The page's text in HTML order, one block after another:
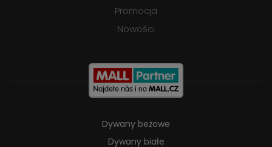
Promocja
Nowości
Dywany beżowe
Dywany białe